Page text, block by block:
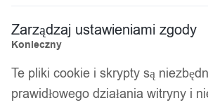
Zarządzaj ustawieniami zgody
Konieczny
Te pliki cookie i skrypty są
prawidłowego działania witryny i